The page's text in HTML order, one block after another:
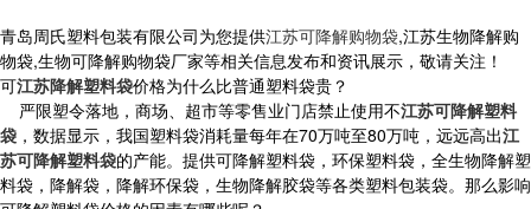
青岛周氏塑料包装有限公司为您提供江苏可降解购物袋,江苏生物降解购
物袋,生物可降解购物袋厂家等相关信息发布和资讯展示，敬请关注！
可江苏降解塑料袋价格为什么比普通塑料袋贵？
严限塑令落地，商场、超市等零售业门店禁止使用不江苏可降解塑料
袋 ，数据显示，我国塑料袋消耗量每年在70万吨至80万吨，远远高出江
苏可降解塑料袋的产能。提供可降解塑料袋，环保塑料袋，全生物降解塑
料袋，降解袋，降解环保袋，生物降解胶袋等各类塑料包装袋。那么影响